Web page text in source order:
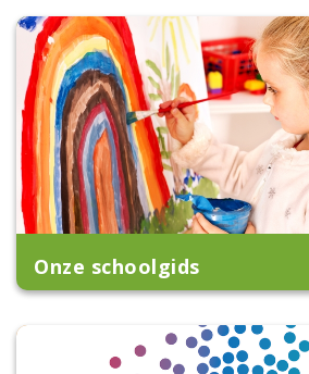
Onze schoolgids